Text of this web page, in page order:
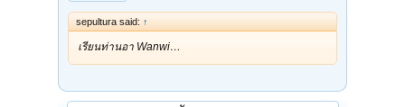
sepultura said: ↑
เรียนท่านอา Wanwi…